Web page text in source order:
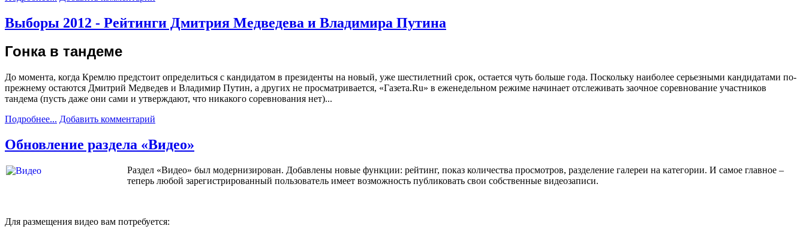
Выборы 2012 - Рейтинги Дмитрия Медведева и Владимира Путина
Гонка в тандеме
До момента, когда Кремлю предстоит определиться с кандидатом в президенты на новый, уже шестилетний срок, остается чуть больше года. Поскольку наиболее серьезными кандидатами по-
прежнему остаются Дмитрий Медведев и Владимир Путин, а других не просматривается, «Газета.Ru» в еженедельном режиме начинает отслеживать заочное соревнование участников
тандема (пусть даже они сами и утверждают, что никакого соревнования нет)...
Подробнее... Добавить комментарий
Обновление раздела «Видео»
Раздел «Видео» был модернизирован. Добавлены новые функции: рейтинг, показ количества просмотров, разделение галереи на категории. И самое главное –
теперь любой зарегистрированный пользователь имеет возможность публиковать свои собственные видеозаписи.
Для размещения видео вам потребуется: